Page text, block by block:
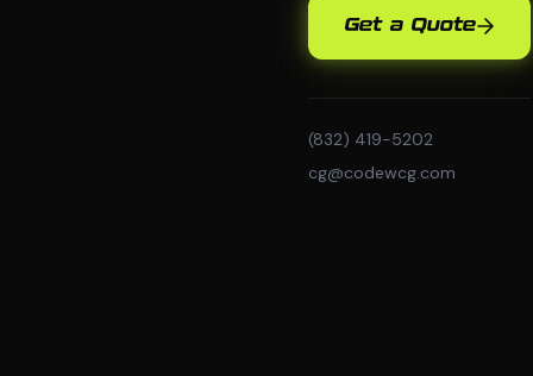
Get a Quote
(832) 419-5202
cg@codewcg.com